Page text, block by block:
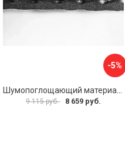
-5%
9 115 руб. 8 659 руб.